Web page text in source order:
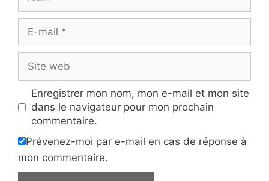
mail
web
Enregistrer mon nom, mon e-mail et mon site
dans le navigateur pour mon prochain
commentaire.
Prévenez-moi par e-mail en cas de réponse à
mon commentaire.